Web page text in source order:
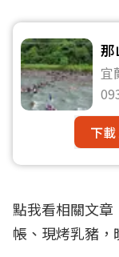
那
宜
下
點我看相關文章
帳、現烤乳豬